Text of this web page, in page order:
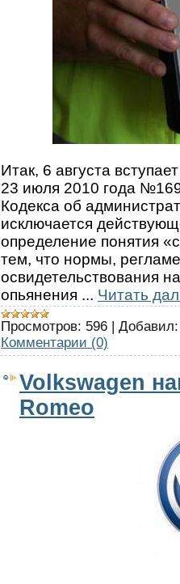
Итак, 6 августа
23 июля 2010 года
Кодекса об
исключается
определение понятия
тем, что нормы,
освидетельствования
опьянения ... Читать
Просмотров: 596 | Добавил:
Комментарии (0)
Volkswagen
Romeo